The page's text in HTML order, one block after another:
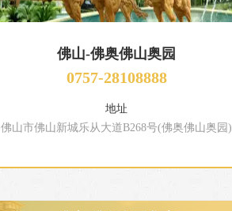
佛山-佛奥佛山奥园
0757-28108888
地址
佛山市佛山新城乐从大道B268号(佛奥佛山奥园)